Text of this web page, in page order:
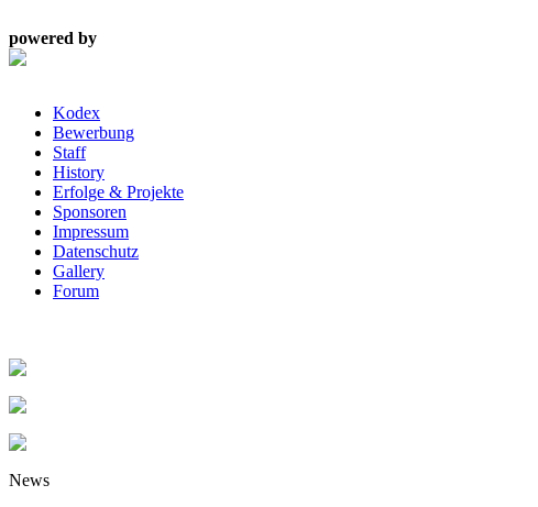
powered by
Kodex
Bewerbung
Staff
History
Erfolge & Projekte
Sponsoren
Impressum
Datenschutz
Gallery
Forum
News